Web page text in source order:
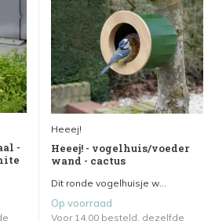
-
Heeej!
Heeej! - vogelhuis/voeder
wand - cactus
Dit ronde vogelhuisje w...
Op voorraad
Voor 14.00 besteld, dezelfde